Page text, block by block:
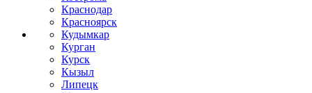
Краснодар
Красноярск
Кудымкар
Курган
Курск
Кызыл
Липецк